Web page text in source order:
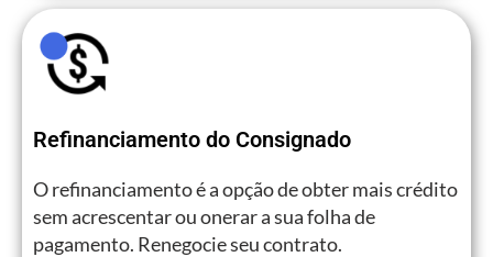
Refinanciamento do Consignado
O refinanciamento é a opção de obter mais crédito
sem acrescentar ou onerar a sua folha de
pagamento. Renegocie seu contrato.